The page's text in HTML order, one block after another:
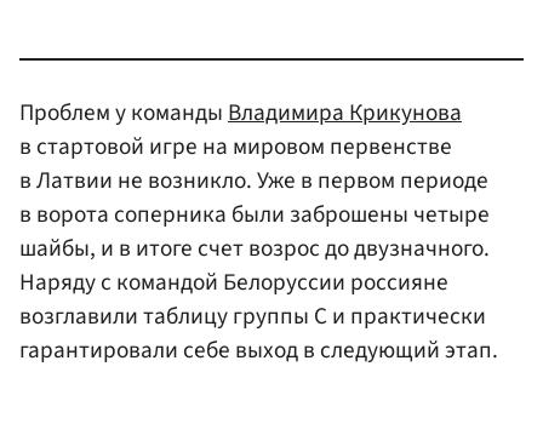
Проблем у командыВладимира Крикунова
в стартовой игре на мировом первенстве
в Латвии не возникло. Уже в первом периоде
в ворота соперника были заброшены четыре
шайбы, и в итоге счет возрос до двузначного.
Наряду с командой Белоруссии россияне
возглавили таблицу группы С и практически
гарантировали себе выход в следующий этап.